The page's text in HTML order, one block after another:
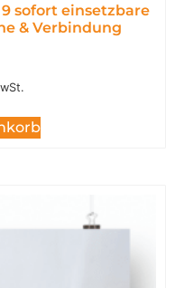
sofort einsetzbare
& Verbindung